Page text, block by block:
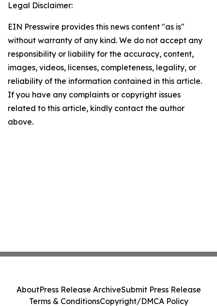
Legal Disclaimer:
EIN Presswire provides this news content "as is"
without warranty of any kind. We do not accept any
responsibility or liability for the accuracy, content,
images, videos, licenses, completeness, legality, or
reliability of the information contained in this article.
If you have any complaints or copyright issues
related to this article, kindly contact the author
above.
AboutPress Release ArchiveSubmit Press Release
Terms & ConditionsCopyright/DMCA Policy